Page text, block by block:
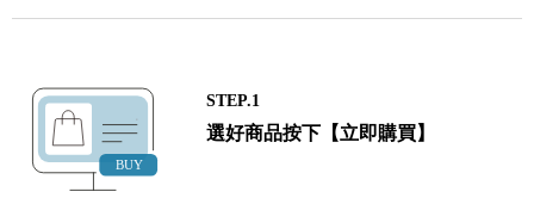
STEP.1
選好商品按下【立即購買】